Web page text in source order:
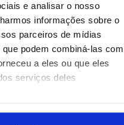
e analisar o nosso
informações sobre o
parceiros de mídias
podem combiná-las com
a eles ou que eles
serviços deles